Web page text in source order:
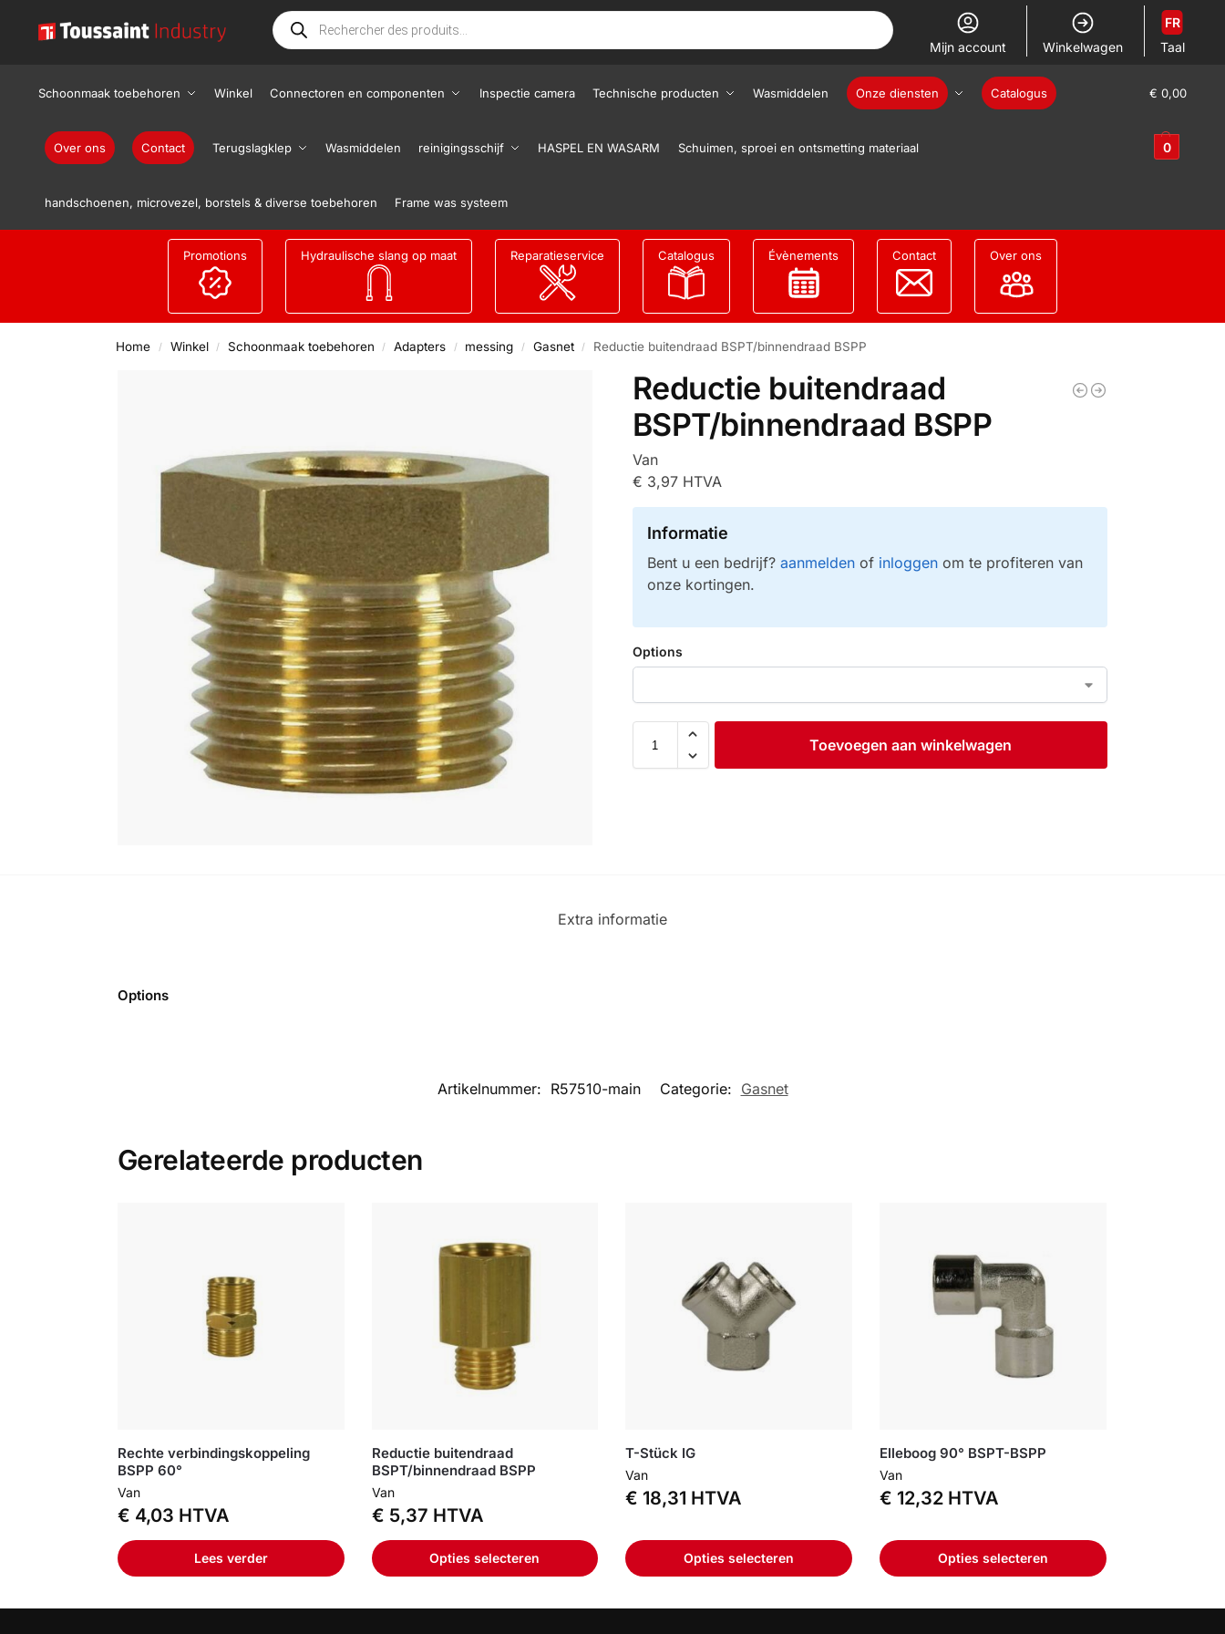
Mijn account Winkelwagen Taal
FR
Schoonmaak toebehoren Winkel Connectoren en componenten Inspectie camera Technische producten Wasmiddelen Onze diensten Catalogus
Over ons Contact Terugslagklep Wasmiddelen reinigingsschijf HASPEL EN WASARM Schuimen, sproei en ontsmetting materiaal
handschoenen, microvezel, borstels & diverse toebehoren Frame was systeem
€ 0,00
0
Promotions Hydraulische slang op maat Reparatieservice Catalogus Évènements Contact Over ons
Home / Winkel / Schoonmaak toebehoren / Adapters / messing / Gasnet / Reductie buitendraad BSPT/binnendraad BSPP
Reductie buitendraad
BSPT/binnendraad BSPP
Van
€ 3,97HTVA
Informatie
Bent u een bedrijf? aanmeldenof inloggenom te profiteren van
onze kortingen.
Options
Toevoegen aan winkelwagen
Extra informatie
Options
Artikelnummer: R57510-main Categorie: Gasnet
Gerelateerde producten
Rechte verbindingskoppeling
BSPP 60°
Van
€ 4,03 HTVA
Lees verder
Reductie buitendraad
BSPT/binnendraad BSPP
Van
€ 5,37 HTVA
Opties selecteren
T-Stück IG
Van
€ 18,31 HTVA
Opties selecteren
Elleboog 90° BSPT-BSPP
Van
€ 12,32 HTVA
Opties selecteren